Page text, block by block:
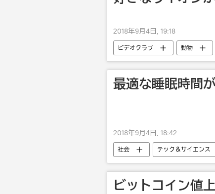
2018年9月4日, 19:18
ビデオクラブ 動物
最適な睡眠時間
2018年9月4日, 18:42
社会 テック＆サイエンス
ビットコイン値